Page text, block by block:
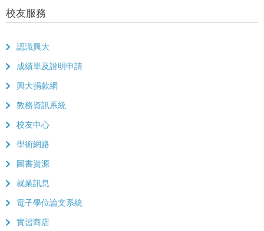
校友服務
認識興大
成績單及證明申請
興大捐款網
教務資訊系統
校友中心
學術網路
圖書資源
就業訊息
電子學位論文系統
實習商店